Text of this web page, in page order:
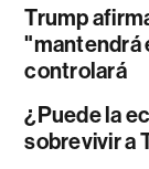
Trump
"mantendrá
controlará
¿Puede la
sobrevivir a